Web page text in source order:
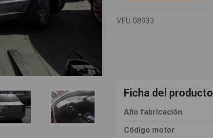
VFU 08933
Ficha del producto
Año fabricación
Código motor